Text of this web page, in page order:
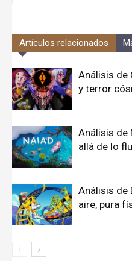
Artículos relacionados
Análisis de
y terror
Análisis de
allá de lo
Análisis de
aire, pura